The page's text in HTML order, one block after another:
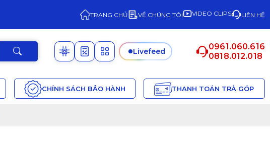
TRANG CHỦ VỀ CHÚNG TÔI VIDEO CLIPS LIÊN HỆ
Livefeed
0961.060.616
0818.012.018
CHÍNH SÁCH BẢO HÀNH THANH TOÁN TRẢ GÓP